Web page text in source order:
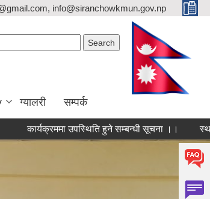
info@siranchowkmun.gov.np
ग्यालरी सम्पर्क
कार्यक्रममा उपस्थिति हुने सम्बन्धी सूचना ।। स्थायी